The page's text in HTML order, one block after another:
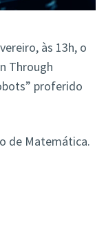
às 13h, o
Through
proferido
de Matemática.